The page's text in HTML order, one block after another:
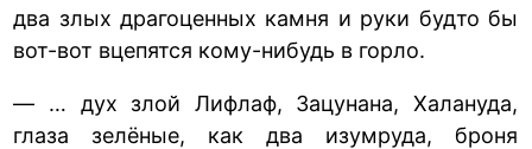
два злых драгоценных камня и руки будто бы
вот-вот вцепятся кому-нибудь в горло.
— … дух злой Лифлаф, Зацунана, Халануда,
глаза зелёные, как два изумруда, броня